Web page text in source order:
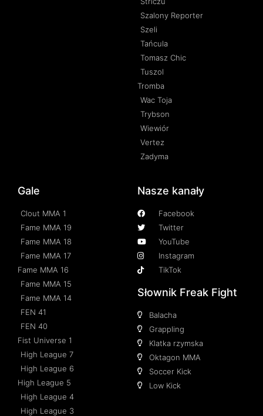
Szalony Reporter
Szeli
Tańcula
Tomasz Chic
Tuszol
Tromba
Wac Toja
Trybson
Wiewiór
Vertez
Zadyma
Gale
Clout MMA 1
Fame MMA 19
Fame MMA 18
Fame MMA 17
Fame MMA 16
Fame MMA 15
Fame MMA 14
FEN 41
FEN 40
Fist Universe 1
High League 7
High League 6
High League 5
High League 4
High League 3
Nasze kanały
Facebook
Twitter
YouTube
Instagram
TikTok
Słownik Freak Fight
Balacha
Grappling
Klatka rzymska
Oktagon MMA
Soccer Kick
Low Kick